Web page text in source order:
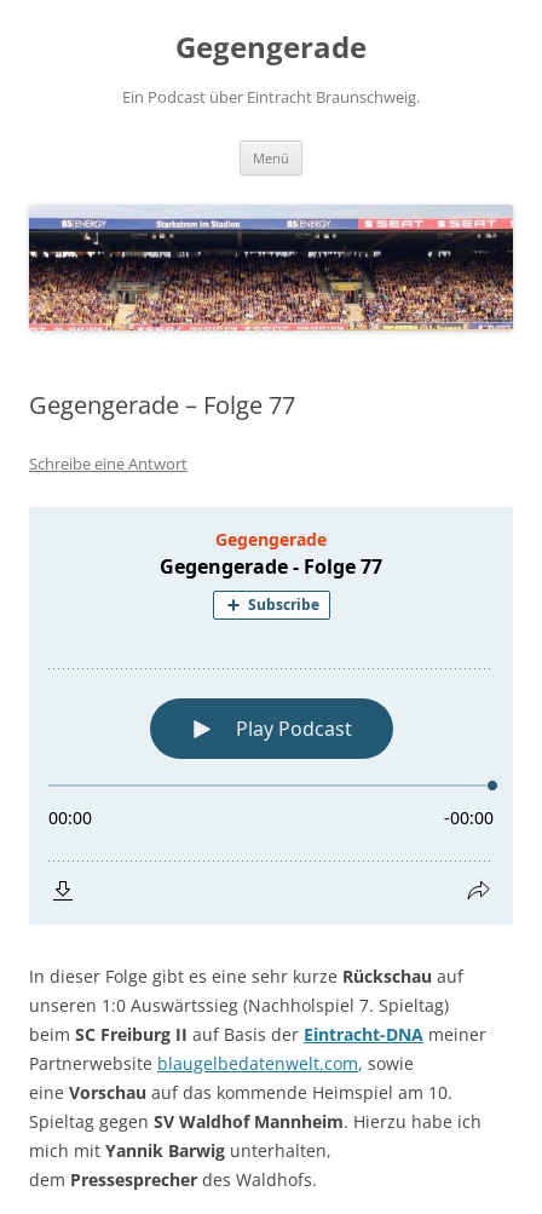
Gegengerade
Ein Podcast über Eintracht Braunschweig.
Menü
Gegengerade – Folge 77
Schreibe eine Antwort
In dieser Folge gibt es eine sehr kurze Rückschau auf
unseren 1:0 Auswärtssieg (Nachholspiel 7. Spieltag)
beim SC Freiburg II auf Basis der Eintracht-DNA meiner
Partnerwebsite blaugelbedatenwelt.com, sowie
eine Vorschau auf das kommende Heimspiel am 10.
Spieltag gegen SV Waldhof Mannheim. Hierzu habe ich
mich mit Yannik Barwig unterhalten,
dem Pressesprecher des Waldhofs.